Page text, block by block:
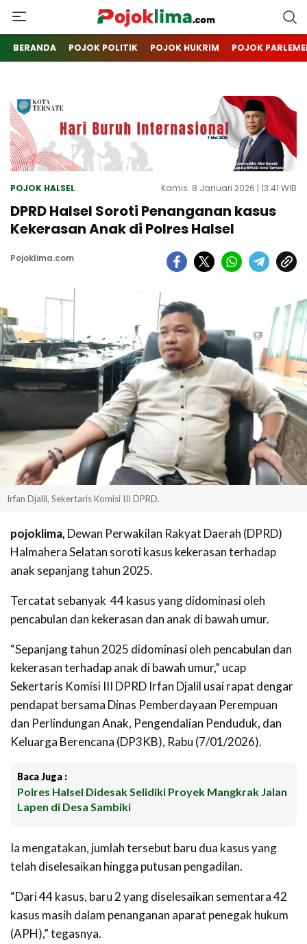
pojoklima.com
Mojokin
BERANDA POJOK POLITIK POJOK HUKRIM POJOK
POJOK HALSEL Kamis. 8 Januari 2026 | 13:41 WIB
DPRD Halsel Soroti Penanganan kasus
Kekerasan Anak di Polres Halsel
Pojoklima.com
Irfan Djalil, Sekertaris Komisi III DPRD.
pojoklima, Dewan Perwakilan Rakyat Daerah (DPRD)
Halmahera Selatan soroti kasus kekerasan terhadap
anak sepanjang tahun 2025.
Tercatat sebanyak 44 kasus yang didominasi oleh
pencabulan dan kekerasan dan anak di bawah umur.
“Sepanjang tahun 2025 didominasi oleh pencabulan dan
kekerasan terhadap anak di bawah umur,” ucap
Sekertaris Komisi III DPRD Irfan Djalil usai rapat dengar
pendapat bersama Dinas Pemberdayaan Perempuan
dan Perlindungan Anak, Pengendalian Penduduk, dan
Keluarga Berencana (DP3KB), Rabu (7/01/2026).
Baca Juga :
Polres Halsel Didesak Selidiki Proyek Mangkrak Jalan
Lapen di Desa Sambiki
Ia mengatakan, jumlah tersebut baru dua kasus yang
telah diselesaikan hingga putusan pengadilan.
“Dari 44 kasus, baru 2 yang diselesaikan sementara 42
kasus masih dalam penanganan aparat penegak hukum
(APH),” tegasnya.